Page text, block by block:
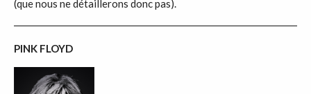
(que nous ne détaillerons donc pas).
PINK FLOYD